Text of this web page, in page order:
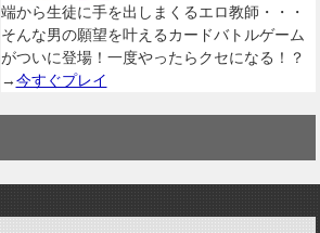
端から生徒に手を出しまくるエロ教師・・・
そんな男の願望を叶えるカードバトルゲーム
がついに登場！一度やったらクセになる！？
→今すぐプレイ